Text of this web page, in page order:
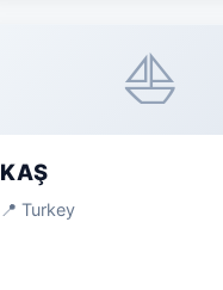
⛵
KAŞ
📍 Turkey